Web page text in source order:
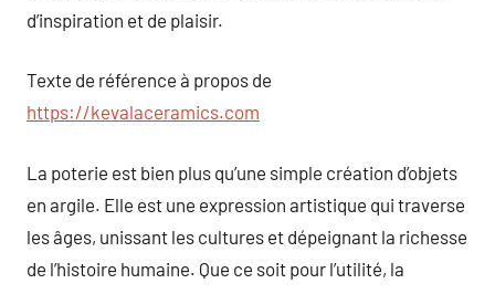
d’inspiration et de plaisir.
Texte de référence à propos de
https://kevalaceramics.com
La poterie est bien plus qu’une simple création d’objets
en argile. Elle est une expression artistique qui traverse
les âges, unissant les cultures et dépeignant la richesse
de l’histoire humaine. Que ce soit pour l’utilité, la